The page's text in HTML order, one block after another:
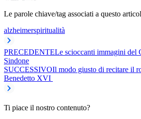
Le parole chiave/tag associati a questo
alzheimerspiritualità
PRECEDENTELe scioccanti immagini del
Sindone
SUCCESSIVOIl modo giusto di recitare il
Benedetto XVI
Ti piace il nostro contenuto?